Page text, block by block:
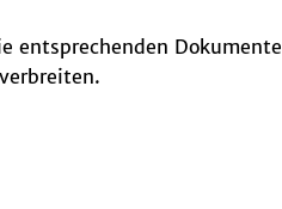
entsprechenden Dokumente